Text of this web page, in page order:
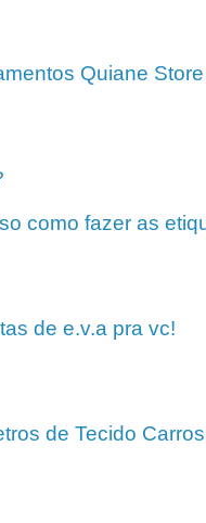
Quiane Store
como fazer as
de e.v.a pra vc!
de Tecido Carros